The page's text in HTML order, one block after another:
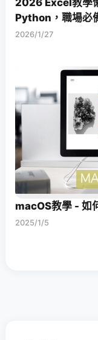
Python，職場必
2026/1/27
macOS教學 - 如
2025/1/5